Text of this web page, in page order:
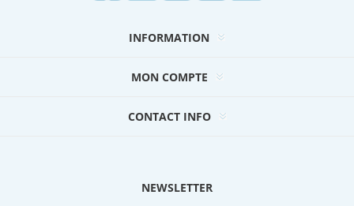
INFORMATION
MON COMPTE
CONTACT INFO
NEWSLETTER